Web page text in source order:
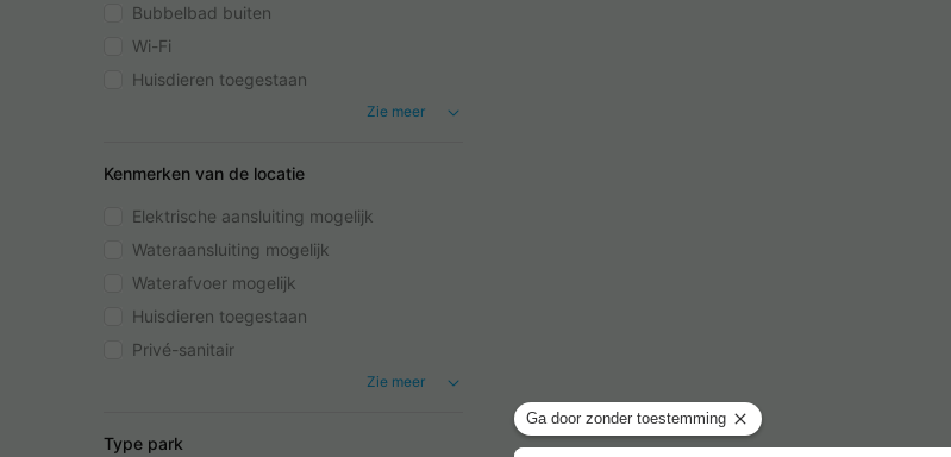
Bubbelbad buiten
Wi-Fi
Huisdieren toegestaan
Zie meer
Kenmerken van de locatie
Elektrische aansluiting mogelijk
Wateraansluiting mogelijk
Waterafvoer mogelijk
Huisdieren toegestaan
Privé-sanitair
Zie meer
Type park